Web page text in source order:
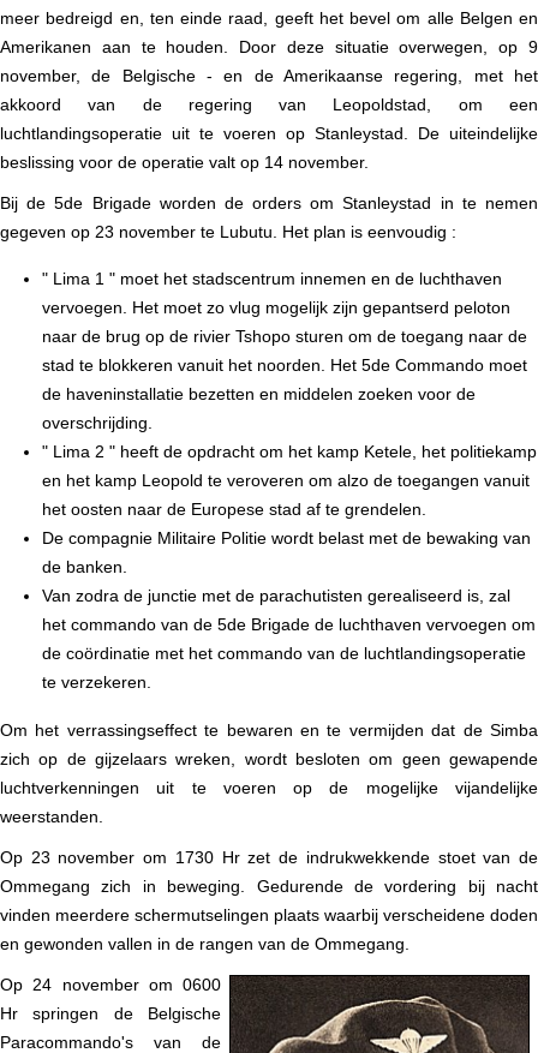
meer bedreigd en, ten einde raad, geeft het bevel om alle Belgen en
Amerikanen aan te houden. Door deze situatie overwegen, op 9
november, de Belgische - en de Amerikaanse regering, met het
akkoord van de regering van Leopoldstad, om een
luchtlandingsoperatie uit te voeren op Stanleystad. De uiteindelijke
beslissing voor de operatie valt op 14 november.
Bij de 5de Brigade worden de orders om Stanleystad in te nemen
gegeven op 23 november te Lubutu. Het plan is eenvoudig :
" Lima 1 " moet het stadscentrum innemen en de luchthaven
vervoegen. Het moet zo vlug mogelijk zijn gepantserd peloton
naar de brug op de rivier Tshopo sturen om de toegang naar de
stad te blokkeren vanuit het noorden. Het 5de Commando moet
de haveninstallatie bezetten en middelen zoeken voor de
overschrijding.
" Lima 2 " heeft de opdracht om het kamp Ketele, het politiekamp
en het kamp Leopold te veroveren om alzo de toegangen vanuit
het oosten naar de Europese stad af te grendelen.
De compagnie Militaire Politie wordt belast met de bewaking van
de banken.
Van zodra de junctie met de parachutisten gerealiseerd is, zal
het commando van de 5de Brigade de luchthaven vervoegen om
de coördinatie met het commando van de luchtlandingsoperatie
te verzekeren.
Om het verrassingseffect te bewaren en te vermijden dat de Simba
zich op de gijzelaars wreken, wordt besloten om geen gewapende
luchtverkenningen uit te voeren op de mogelijke vijandelijke
weerstanden.
Op 23 november om 1730 Hr zet de indrukwekkende stoet van de
Ommegang zich in beweging. Gedurende de vordering bij nacht
vinden meerdere schermutselingen plaats waarbij verscheidene doden
en gewonden vallen in de rangen van de Ommegang.
Op 24 november om 0600
Hr springen de Belgische
Paracommando's van de